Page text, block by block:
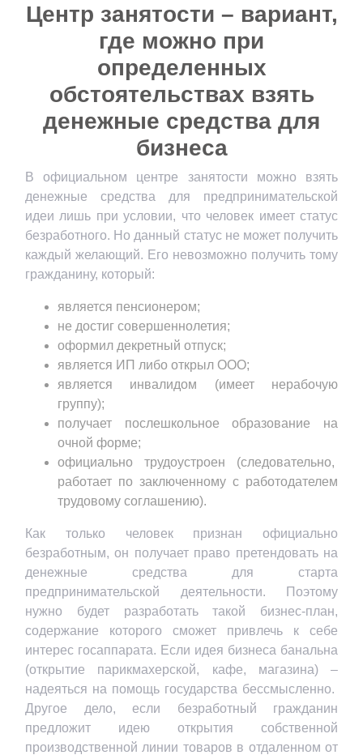
Центр занятости – вариант,
где можно при
определенных
обстоятельствах взять
денежные средства для
бизнеса
В официальном центре занятости можно взять
денежные средства для предпринимательской
идеи лишь при условии, что человек имеет статус
безработного. Но данный статус не может получить
каждый желающий. Его невозможно получить тому
гражданину, который:
является пенсионером;
не достиг совершеннолетия;
оформил декретный отпуск;
является ИП либо открыл ООО;
является инвалидом (имеет нерабочую
группу);
получает послешкольное образование на
очной форме;
официально трудоустроен (следовательно,
работает по заключенному с работодателем
трудовому соглашению).
Как только человек признан официально
безработным, он получает право претендовать на
денежные средства для старта
предпринимательской деятельности. Поэтому
нужно будет разработать такой бизнес-план,
содержание которого сможет привлечь к себе
интерес госаппарата. Если идея бизнеса банальна
(открытие парикмахерской, кафе, магазина) –
надеяться на помощь государства бессмысленно.
Другое дело, если безработный гражданин
предложит идею открытия собственной
производственной линии товаров в отдаленном от